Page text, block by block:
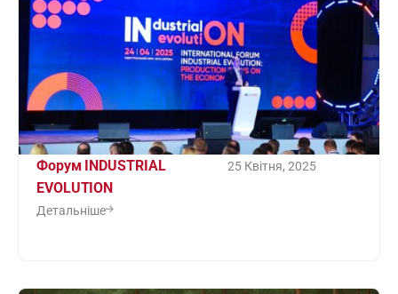
Форум INDUSTRIAL
EVOLUTION
25 Квітня, 2025
Детальніше